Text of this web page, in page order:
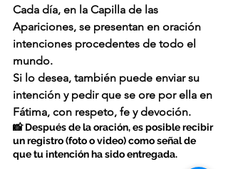
Cada día, en la Capilla de las
Apariciones, se presentan en oración
intenciones procedentes de todo el
mundo.
Si lo desea, también puede enviar su
intención y pedir que se ore por ella en
Fátima, con respeto, fe y devoción.
📸 Después de la oración, es posible recibir
un registro (foto o video) como señal de
que tu intención ha sido entregada.